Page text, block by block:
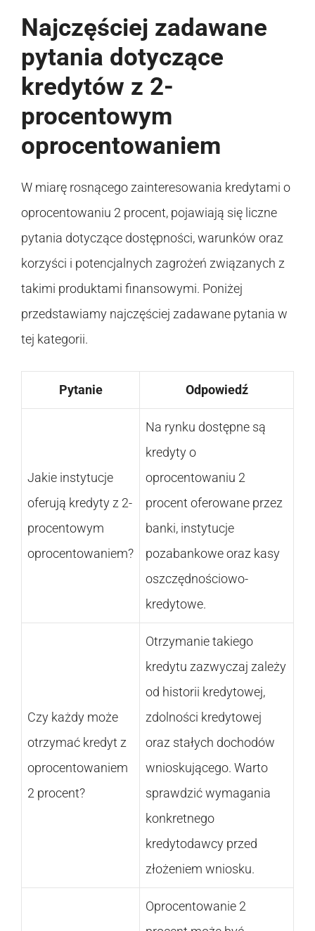
Najczęściej zadawane
pytania dotyczące
kredytów z 2-
procentowym
oprocentowaniem
W miarę rosnącego zainteresowania kredytami o
oprocentowaniu 2 procent, pojawiają się liczne
pytania dotyczące dostępności, warunków oraz
korzyści i potencjalnych zagrożeń związanych z
takimi produktami finansowymi. Poniżej
przedstawiamy najczęściej zadawane pytania w
tej kategorii.
Pytanie Odpowiedź
Jakie instytucje
oferują kredyty z 2-
procentowym
oprocentowaniem?
Na rynku dostępne są
kredyty o
oprocentowaniu 2
procent oferowane przez
banki, instytucje
pozabankowe oraz kasy
oszczędnościowo-
kredytowe.
Czy każdy może
otrzymać kredyt z
oprocentowaniem
2 procent?
Otrzymanie takiego
kredytu zazwyczaj zależy
od historii kredytowej,
zdolności kredytowej
oraz stałych dochodów
wnioskującego. Warto
sprawdzić wymagania
konkretnego
kredytodawcy przed
złożeniem wniosku.
Oprocentowanie 2